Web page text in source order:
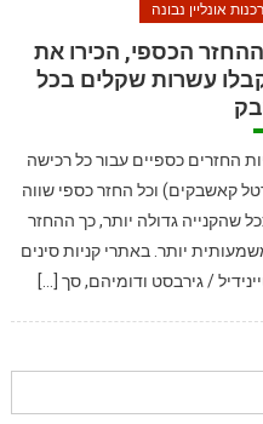
אונליין נבונה
הכספי, הכירו את
עשרות שקלים בכל
החזרים כספיים עבור כל רכישה
קאשבקים) וכל החזר כספי שווה
שהקנייה גדולה יותר, כך ההחזר
יותר. באתרי קניות סינים
/ גירבסט ודומיהם, סך […]